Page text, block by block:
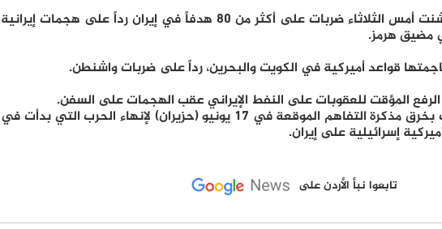
يذكر أن الولايات المتحدة شنت أمس الثلاثاء ضربات على أكثر من 80 هدفاً في إيران رداً على هجمات إيرانية
مضيق هرمز.
قواعد أميركية في الكويت والبحرين، رداً على ضربات واشنطن.
الرفع المؤقت للعقوبات على النفط الإيراني عقب الهجمات على السفن.
ويتبادل الطرفان الاتهامات بخرق مذكرة التفاهم الموقعة في 17 يونيو (حزيران) لإنهاء الحرب التي بدأت في
تابعوا نبأ الأردن على